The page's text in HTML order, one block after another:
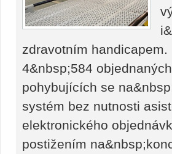
zdravotním
4&nbsp;584
pohybujících se
systém bez nutnosti
elektronického
postižením